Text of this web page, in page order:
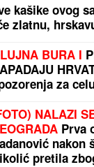
kašike ovog
zlatnu,
BURA I
za
NALAZI
Prva
nakon
pretila